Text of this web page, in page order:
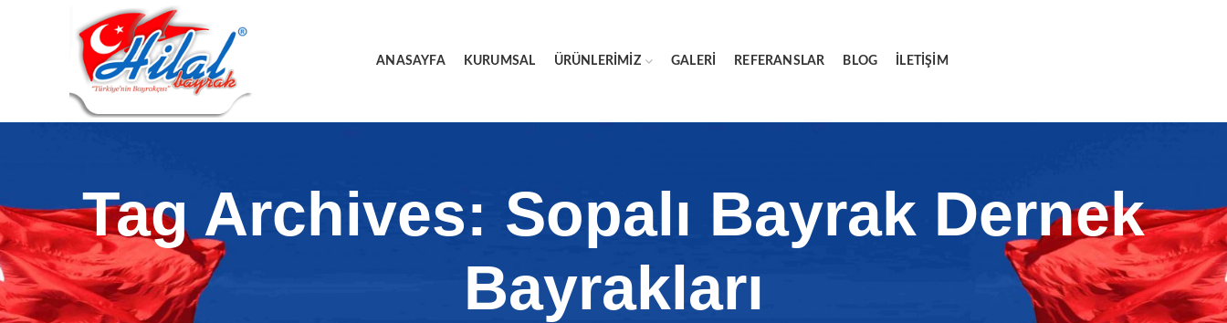
ANASAYFA KURUMSAL ÜRÜNLERIMIZ GALERI REFERANSLAR BLOG İLETIŞIM
Tag Archives: Sopalı Bayrak Dernek
Bayrakları